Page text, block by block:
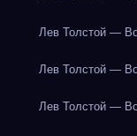
Лев Толстой —
Лев Толстой —
Лев Толстой —